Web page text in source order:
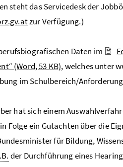
steht das Servicedesk der
zur Verfügung.)
Daten im
(Word, 53 KB), welches unter
im Schulbereich/
hat sich einem
Folge ein Gutachten über die
für Bildung,
der Durchführung eines